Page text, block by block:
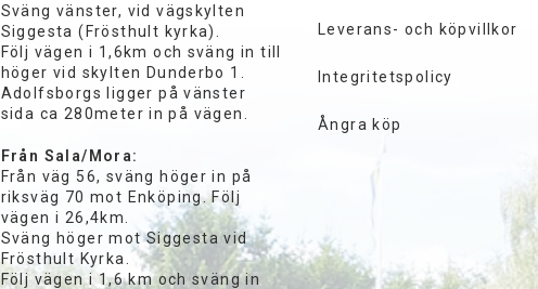
Sväng vänster, vid vägskylten
Siggesta (Frösthult kyrka).
Följ vägen i 1,6km och sväng in till
höger vid skylten Dunderbo 1.
Adolfsborgs ligger på vänster
sida ca 280meter in på vägen.
Från Sala/Mora:
Från väg 56, sväng höger in på
riksväg 70 mot Enköping. Följ
vägen i 26,4km.
Sväng höger mot Siggesta vid
Frösthult Kyrka.
Följ vägen i 1,6 km och sväng in
Leverans- och köpvillkor
Integritetspolicy
Ångra köp